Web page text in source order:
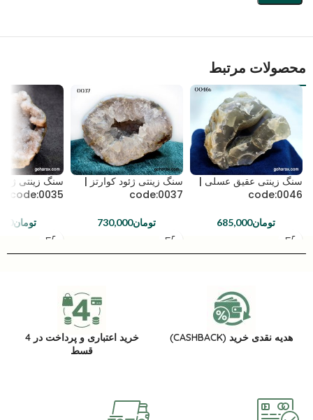
محصولات مرتبط
سنگ زینتی عقیق عسلی |
code:0046
تومان685,000
سنگ زینتی ژئود کوارتز |
code:0037
تومان730,000
سنگ زینتی
code:0035
تومان
هدیه نقدی خرید (CASHBACK)
خرید اعتباری و پرداخت در 4
قسط